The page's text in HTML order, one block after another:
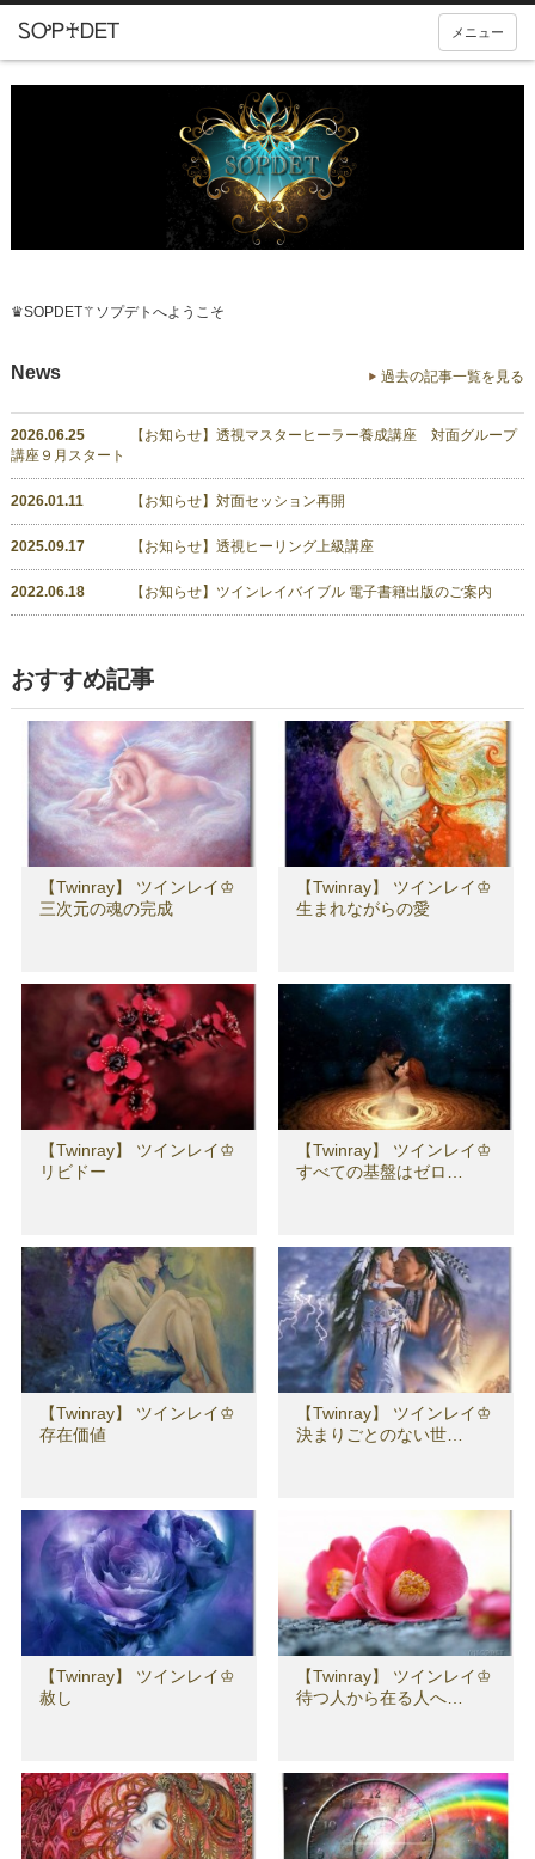
メニュー
♛SOPDET⚚ソプデトへようこそ
News 過去の記事一覧を見る
2026.06.25
【お知らせ】透視マスターヒーラー養成講座 対面グループ
講座９月スタート
2026.01.11 【お知らせ】対面セッション再開
2025.09.17 【お知らせ】透視ヒーリング上級講座
2022.06.18 【お知らせ】ツインレイバイブル 電子書籍出版のご案内
おすすめ記事
【Twinray】 ツインレイ♔
三次元の魂の完成
【Twinray】 ツインレイ♔
生まれながらの愛
【Twinray】 ツインレイ♔
リビドー
【Twinray】 ツインレイ♔
すべての基盤はゼロ…
【Twinray】 ツインレイ♔
存在価値
【Twinray】 ツインレイ♔
決まりごとのない世…
【Twinray】 ツインレイ♔
赦し
【Twinray】 ツインレイ♔
待つ人から在る人へ…